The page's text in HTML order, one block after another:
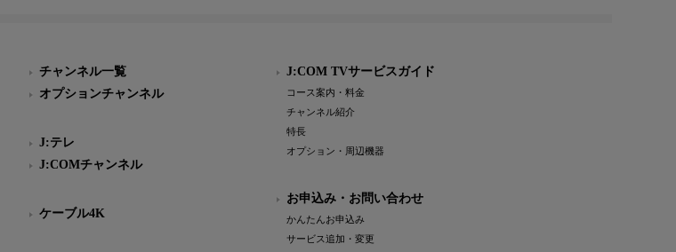
チャンネル一覧
オプションチャンネル
J:テレ
J:COMチャンネル
ケーブル4K
J:COM TVサービスガイド
コース案内・料金
チャンネル紹介
特長
オプション・周辺機器
お申込み・お問い合わせ
かんたんお申込み
サービス追加・変更